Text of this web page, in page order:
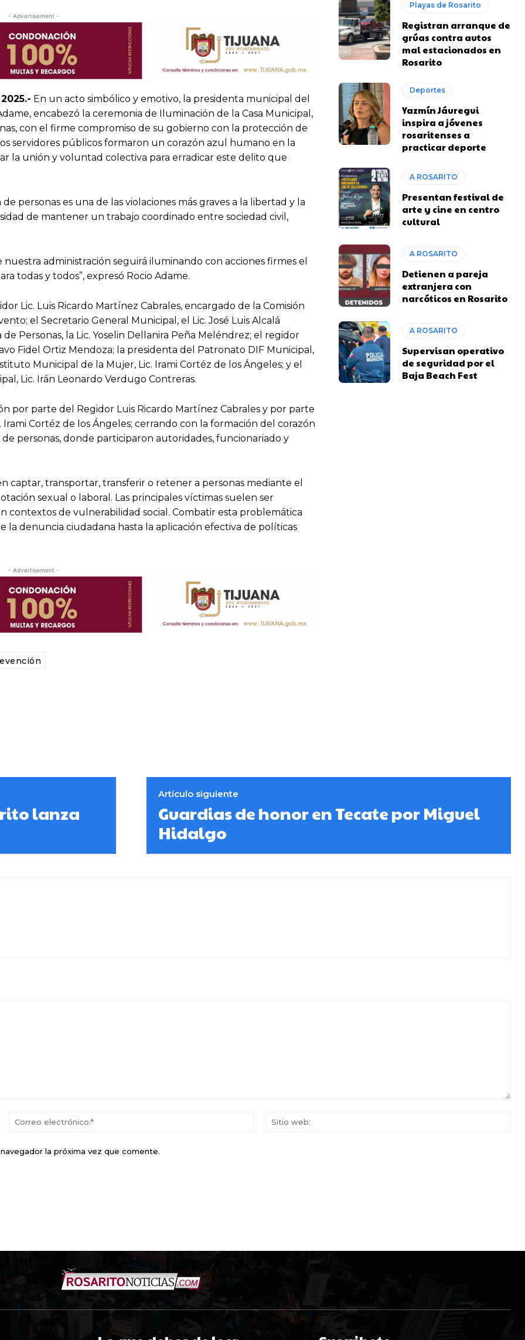
- Advertisement -
En un acto simbólico y emotivo, la presidenta municipal del
encabezó la ceremonia de Iluminación de la Casa Municipal,
con el firme compromiso de su gobierno con la protección de
servidores públicos formaron un corazón azul humano en la
la unión y voluntad colectiva para erradicar este delito que
personas es una de las violaciones más graves a la libertad y la
de mantener un trabajo coordinado entre sociedad civil,
administración seguirá iluminando con acciones firmes el
todas y todos”, expresó Rocio Adame.
Lic. Luis Ricardo Martínez Cabrales, encargado de la Comisión
el Secretario General Municipal, el Lic. José Luis Alcalá
Personas, la Lic. Yoselin Dellanira Peña Meléndrez; el regidor
Fidel Ortiz Mendoza; la presidenta del Patronato DIF Municipal,
Municipal de la Mujer, Lic. Irami Cortéz de los Ángeles; y el
Lic. Irán Leonardo Verdugo Contreras.
por parte del Regidor Luis Ricardo Martínez Cabrales y por parte
Cortéz de los Ángeles; cerrando con la formación del corazón
personas, donde participaron autoridades, funcionariado y
captar, transportar, transferir o retener a personas mediante el
sexual o laboral. Las principales víctimas suelen ser
contextos de vulnerabilidad social. Combatir esta problemática
la denuncia ciudadana hasta la aplicación efectiva de políticas
- Advertisement -
Playas de Rosarito
Registran arranque de
grúas contra autos
mal estacionados en
Rosarito
Deportes
Yazmín Jáuregui
inspira a jóvenes
rosaritenses a
practicar deporte
A ROSARITO
Presentan festival de
arte y cine en centro
cultural
A ROSARITO
Detienen a pareja
extranjera con
narcóticos en Rosarito
A ROSARITO
Supervisan operativo
de seguridad por el
Baja Beach Fest
lanza
Artículo siguiente
Guardias de honor en Tecate por Miguel
Hidalgo
Correo
la próxima vez que comente.